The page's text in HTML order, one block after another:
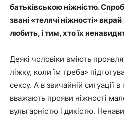
батьківською ніжністю.
звані «телячі ніжності» вкрай
любить, і тим, хто їх
Деякі чоловіки вміють
ліжку, коли їм треба»
сексу. А в звичайній ситуації
вважають прояви ніжності
вульгарністю і дикістю.